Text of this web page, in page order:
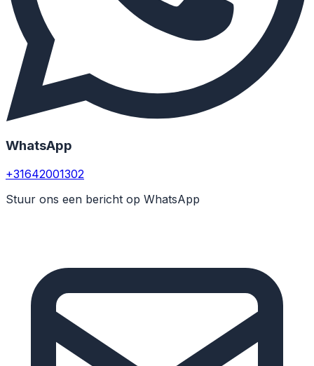
WhatsApp
+31642001302
Stuur ons een bericht op WhatsApp